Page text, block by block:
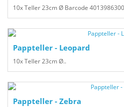
10x Teller 23cm Ø Barcode
Pappteller - Leopard
10x Teller 23cm Ø..
Pappteller - Zebra